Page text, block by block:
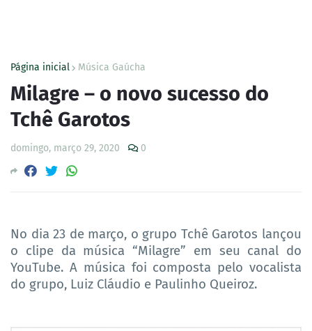
Página inicial Música Gaúcha
Milagre – o novo sucesso do
Tchê Garotos
domingo, março 29, 2020 0
No dia 23 de março, o grupo Tchê Garotos lançou
o clipe da música “Milagre” em seu canal do
YouTube. A música foi composta pelo vocalista
do grupo, Luiz Cláudio e Paulinho Queiroz.